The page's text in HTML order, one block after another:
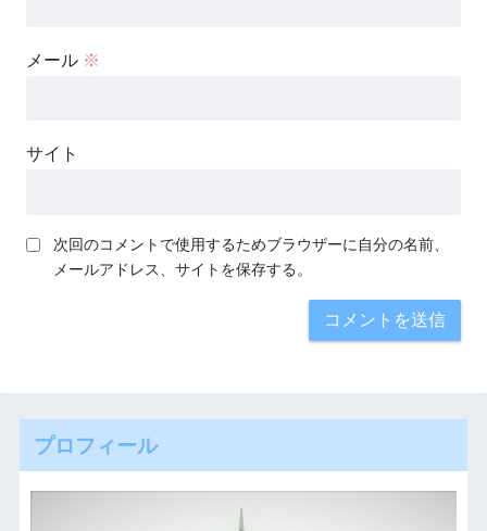
メール ※
サイト
次回のコメントで使用するためブラウザーに自分の名前、
メールアドレス、サイトを保存する。
プロフィール